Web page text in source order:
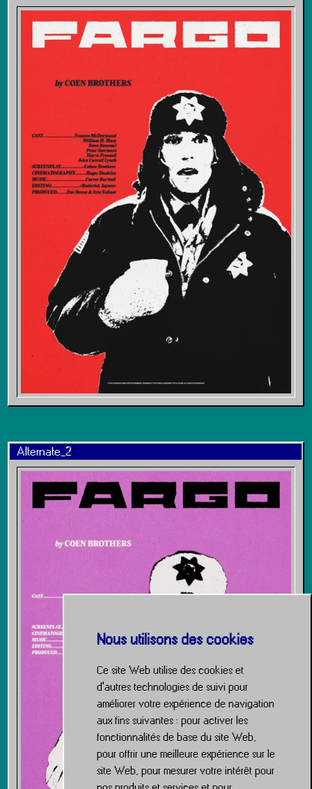
Nous utilisons des cookies
Ce site Web utilise des cookies et
d'autres technologies de suivi pour
améliorer votre expérience de navigation
aux fins suivantes : pour activer les
fonctionnalités de base du site Web,
pour offrir une meilleure expérience sur le
site Web,pour mesurer votre intérêt pour
Alternate_2